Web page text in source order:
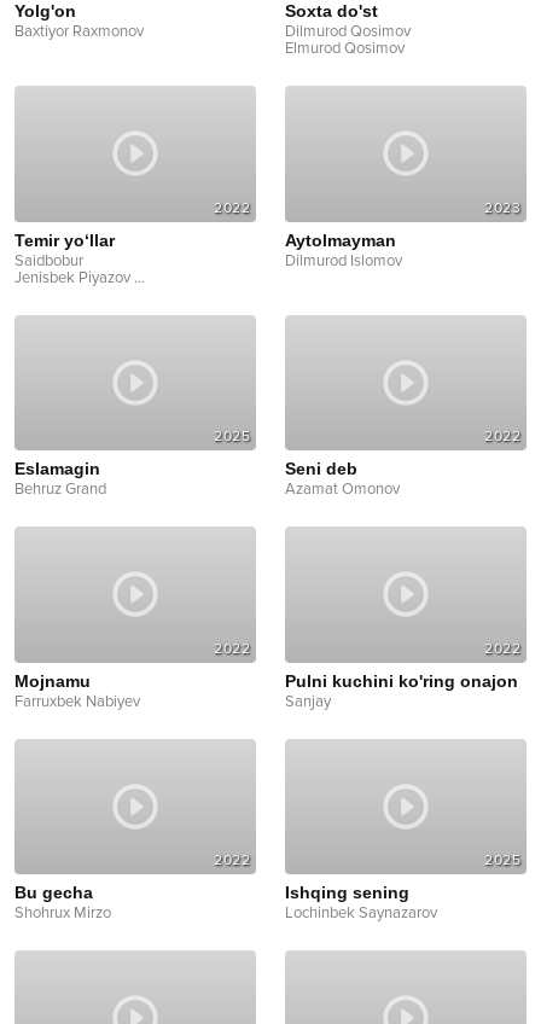
Yolg'on
Baxtiyor Raxmonov
Soxta do'st
Dilmurod Qosimov
Elmurod Qosimov
2022
Temir yo‘llar
Saidbobur
Jenisbek Piyazov ...
2023
Aytolmayman
Dilmurod Islomov
2025
Eslamagin
Behruz Grand
2022
Seni deb
Azamat Omonov
2022
Mojnamu
Farruxbek Nabiyev
2022
Pulni kuchini ko'ring onajon
Sanjay
2022
Bu gecha
Shohrux Mirzo
2025
Ishqing sening
Lochinbek Saynazarov